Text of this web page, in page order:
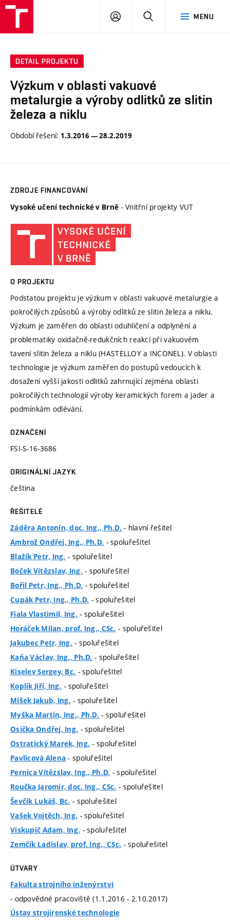
MENU
PŘIHLÁSIT
DETAIL PROJEKTU
Výzkum v oblasti vakuové
metalurgie a výroby odlitků ze slitin
železa a niklu
Období řešení: 1.3.2016 — 28.2.2019
ZDROJE FINANCOVÁNÍ
Vysoké učení technické v Brně - Vnitřní projekty VUT
O PROJEKTU
Podstatou projektu je výzkum v oblasti vakuové metalurgie a
pokročilých způsobů a výroby odlitků ze slitin železa a niklu.
Výzkum je zaměřen do oblasti oduhličení a odplynění a
problematiky oxidačně-redukčních reakcí při vakuovém
tavení slitin železa a niklu (HASTELLOY a INCONEL). V oblasti
technologie je výzkum zaměřen do postupů vedoucích k
dosažení vyšší jakosti odlitků zahrnující zejména oblasti
pokročilých technologií výroby keramických forem a jader a
podmínkám odlévání.
OZNAČENÍ
FSI-S-16-3686
ORIGINÁLNÍ JAZYK
čeština
ŘEŠITELÉ
Záděra Antonín, doc. Ing., Ph.D. - hlavní řešitel
Ambrož Ondřej, Ing., Ph.D. - spoluřešitel
Blažík Petr, Ing. - spoluřešitel
Boček Vítězslav, Ing. - spoluřešitel
Bořil Petr, Ing., Ph.D. - spoluřešitel
Cupák Petr, Ing., Ph.D. - spoluřešitel
Fiala Vlastimil, Ing. - spoluřešitel
Horáček Milan, prof. Ing., CSc. - spoluřešitel
Jakubec Petr, Ing. - spoluřešitel
Kaňa Václav, Ing., Ph.D. - spoluřešitel
Kiselev Sergey, Bc. - spoluřešitel
Koplík Jiří, Ing. - spoluřešitel
Míšek Jakub, Ing. - spoluřešitel
Myška Martin, Ing., Ph.D. - spoluřešitel
Osička Ondřej, Ing. - spoluřešitel
Ostratický Marek, Ing. - spoluřešitel
Pavlicová Alena - spoluřešitel
Pernica Vítězslav, Ing., Ph.D. - spoluřešitel
Roučka Jaromír, doc. Ing., CSc. - spoluřešitel
Ševčík Lukáš, Bc. - spoluřešitel
Vašek Vojtěch, Ing. - spoluřešitel
Viskupič Adam, Ing. - spoluřešitel
Zemčík Ladislav, prof. Ing., CSc. - spoluřešitel
ÚTVARY
Fakulta strojního inženýrství
- odpovědné pracoviště (1.1.2016 - 2.10.2017)
Ústav strojírenské technologie